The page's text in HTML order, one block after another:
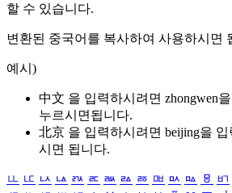
할 수 있습니다.
변환된 중국어를 복사하여 사용하시면
예시)
中文 을 입력하시려면 zhongwen
누르시면됩니다.
北京 을 입력하시려면 beijing을 입
시면 됩니다.
ㅥ ㅦ ㅧ ㅨ ㅩ ㅪ ㅫ ㅬ ㅭ ㅮ ㅯ ㅰ ㅱ ㅲ